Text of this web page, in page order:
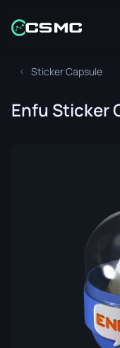
Sticker Capsule
Enfu Sticker